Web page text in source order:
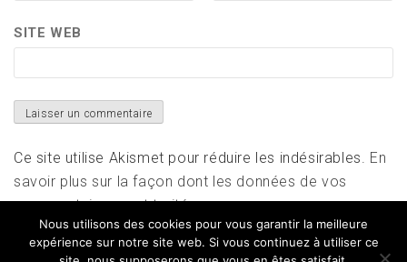
SITE WEB
Ce site utilise Akismet pour réduire les indésirables. En
savoir plus sur la façon dont les données de vos
commentaires sont traitées.
Nous utilisons des cookies pour vous garantir la meilleure
expérience sur notre site web. Si vous continuez à utiliser ce